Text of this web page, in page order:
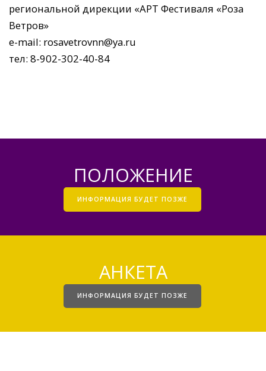
региональной дирекции «АРТ Фестиваля «Роза
Ветров»
e-mail: rosavetrovnn@ya.ru
тел: 8-902-302-40-84
ПОЛОЖЕНИЕ
ИНФОРМАЦИЯ БУДЕТ ПОЗЖЕ
АНКЕТА
ИНФОРМАЦИЯ БУДЕТ ПОЗЖЕ